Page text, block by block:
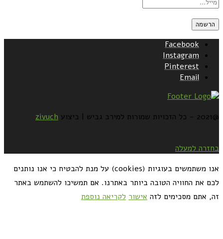
Facebook
Instagram
Pinterest
Email
@2021 - כל הזכויות שמורות למירב גביש | ביצוע zivuch
בחזרה למעלה
אנו משתמשים בעוגיות (cookies) על מנת להבטיח כי אנו נותנים
לכם את החוויה הטובה ביותר באתרנו. אם תמשיכו להשתמש באתר
זה, אתם מסכימים לזה אישור לקריאה נוספת